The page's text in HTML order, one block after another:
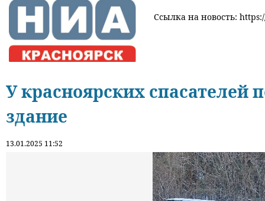
Ссылка на новость:
У красноярских спасателей
здание
13.01.2025 11:52